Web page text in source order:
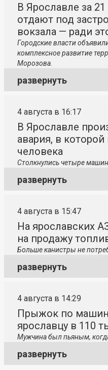
В Ярославле за
отдают под
вокзала — ради
Городские власти
комплексное развитие
Морозова.
развернуть
4 августа в 16:17
В Ярославле
авария, в
человека
Столкнулись четыре
развернуть
4 августа в 15:47
На ярославских
на продажу
Больше канистры не
развернуть
4 августа в 14:29
Прыжок по
ярославцу в 110
Мужчина был пьяным,
развернуть